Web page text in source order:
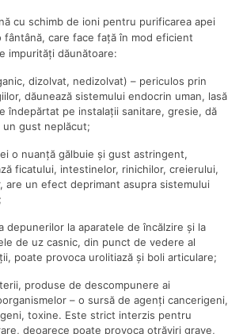
cu schimb de ioni pentru purificarea apei
care face față în mod eficient
impurități dăunătoare:
dizolvat, nedizolvat) – periculos prin
dăunează sistemului endocrin uman, lasă
îndepărtat pe instalații sanitare, gresie, dă
un gust neplăcut;
o nuanță gălbuie și gust astringent,
ficatului, intestinelor, rinichilor, creierului,
are un efect deprimant asupra sistemului
depunerilor la aparatele de încălzire și la
de uz casnic, din punct de vedere al
poate provoca urolitiază și boli articulare;
produse de descompunere ai
– o sursă de agenți cancerigeni,
toxine. Este strict interzis pentru
deoarece poate provoca otrăviri grave,